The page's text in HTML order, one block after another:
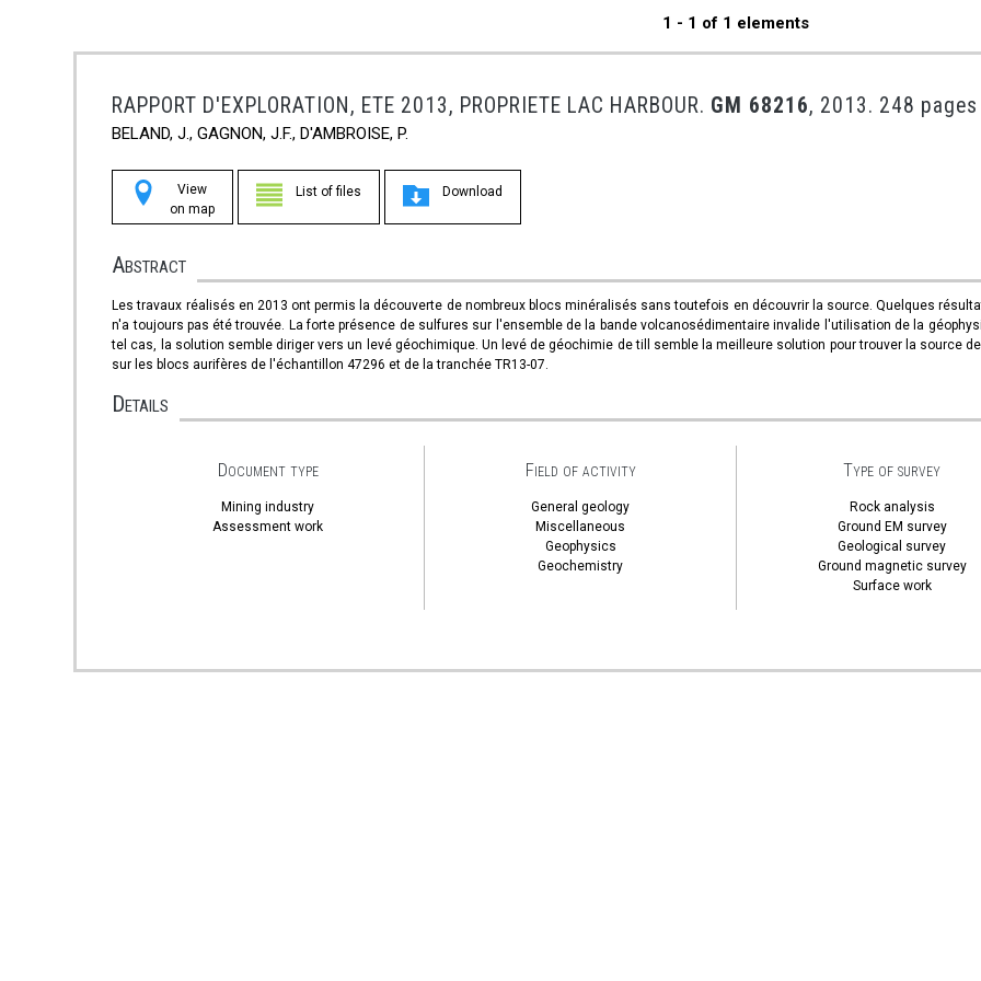
1 - 1 of 1 elements
RAPPORT D'EXPLORATION, ETE 2013, PROPRIETE LAC HARBOUR. GM 68216, 2013. 248
BELAND, J., GAGNON, J.F., D'AMBROISE, P.
View
on map
List of files Download
Abstract
Les travaux réalisés en 2013 ont permis la découverte de nombreux blocs minéralisés sans toutefois en découvrir la source. Quelques
n'a toujours pas été trouvée. La forte présence de sulfures sur l'ensemble de la bande volcanosédimentaire invalide l'utilisation de la
tel cas, la solution semble diriger vers un levé géochimique. Un levé de géochimie de till semble la meilleure solution pour trouver la source
sur les blocs aurifères de l'échantillon 47296 et de la tranchée TR13-07.
Details
Document type
Mining industry
Assessment work
Field of activity
General geology
Miscellaneous
Geophysics
Geochemistry
Type of survey
Rock analysis
Ground EM survey
Geological survey
Ground magnetic survey
Surface work